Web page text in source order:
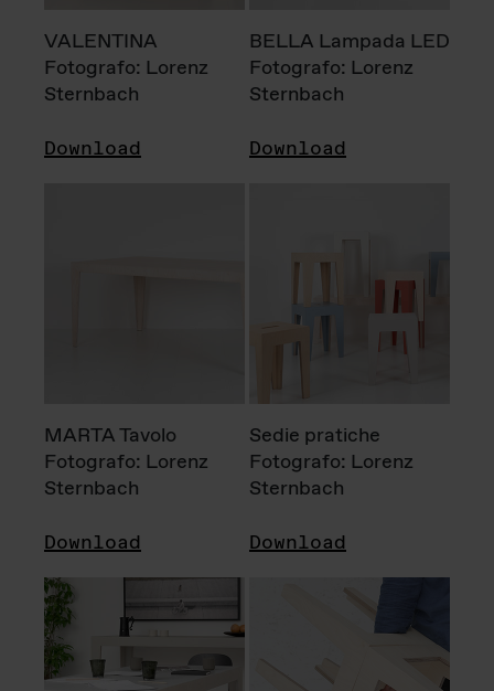
VALENTINA
Fotografo: Lorenz
Sternbach
Download
BELLA Lampada LED
Fotografo: Lorenz
Sternbach
Download
MARTA Tavolo
Fotografo: Lorenz
Sternbach
Download
Sedie pratiche
Fotografo: Lorenz
Sternbach
Download